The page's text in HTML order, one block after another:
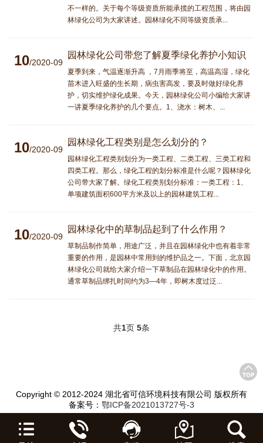
不一样的。关于每个等级资质所能承揽的工程范围，将由园
林绿化公司为大家讲述。园林绿化不同等级资质承...
10/2020-09
园林绿化公司带您了解夏季绿化养护小知识
夏季到来，气温逐渐升高 ，7月雨季将至，高温高湿，绿化
苗木进入旺盛的生长期，病虫害高发，要及时做好绿化养
护，切实维护绿化成果。今天，园林绿化公司小编给大家讲
一讲夏季绿化养护的几个要点。1、浇水：树木、...
10/2020-09
园林绿化工程类别是怎么划分的？
园林绿化工程类别划分为一类工程、二类工程、三类工程和
四类工程。那么，绿化工程的划分标准是什么呢？园林绿化
公司带大家了解。绿化工程类别划分标准：一类工程：1、
单项建筑面积600平方米及以上的园林建筑工程...
10/2020-09
园林绿化中的草制品起到了什么作用？
草制品制作简单，用途广泛，并且在园林绿化中也有着非常
重要的作用，是园林中常用到的维护品之一。下面，北京园
林绿化公司就给大家介绍一下草制品在园林绿化中的作用。
通常草制品绑扎时间约为3—4年，即树木度过泛...
共1页 5条
Copyright © 2012-2024 湖北省可信环境科技有限公司 版权所有
备案号： 鄂ICP备2021013727号-3